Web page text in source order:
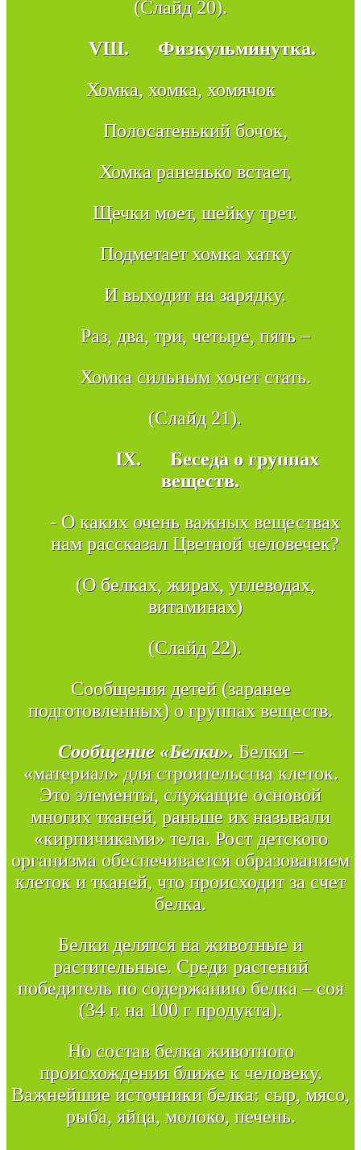
(Слайд 20).
VIII. Физкульминутка.
Хомка, хомка, хомячок
Полосатенький бочок,
Хомка раненько встает,
Щечки моет, шейку трет.
Подметает хомка хатку
И выходит на зарядку.
Раз, два, три, четыре, пять –
Хомка сильным хочет стать.
(Слайд 21).
IX. Беседа о группах
веществ.
- О каких очень важных веществах
нам рассказал Цветной человечек?
(О белках, жирах, углеводах,
витаминах)
(Слайд 22).
Сообщения детей (заранее
подготовленных) о группах веществ.
Сообщение «Белки». Белки –
«материал» для строительства клеток.
Это элементы, служащие основой
многих тканей, раньше их называли
«кирпичиками» тела. Рост детского
организма обеспечивается образованием
клеток и тканей, что происходит за счет
белка.
Белки делятся на животные и
растительные. Среди растений
победитель по содержанию белка – соя
(34 г. на 100 г продукта).
Но состав белка животного
происхождения ближе к человеку.
Важнейшие источники белка: сыр, мясо,
рыба, яйца, молоко, печень.